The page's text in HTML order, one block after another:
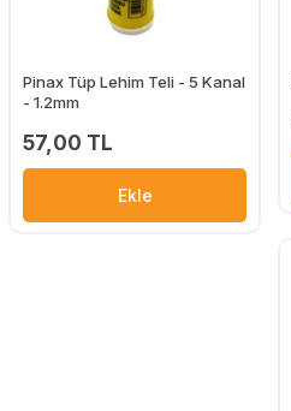
Pinax Tüp Lehim Teli - 5 Kanal
- 1.2mm
57,00 TL
Ekle